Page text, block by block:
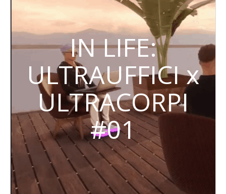
IN LIFE:
ULTRAUFFICI x
ULTRACORPI
#01